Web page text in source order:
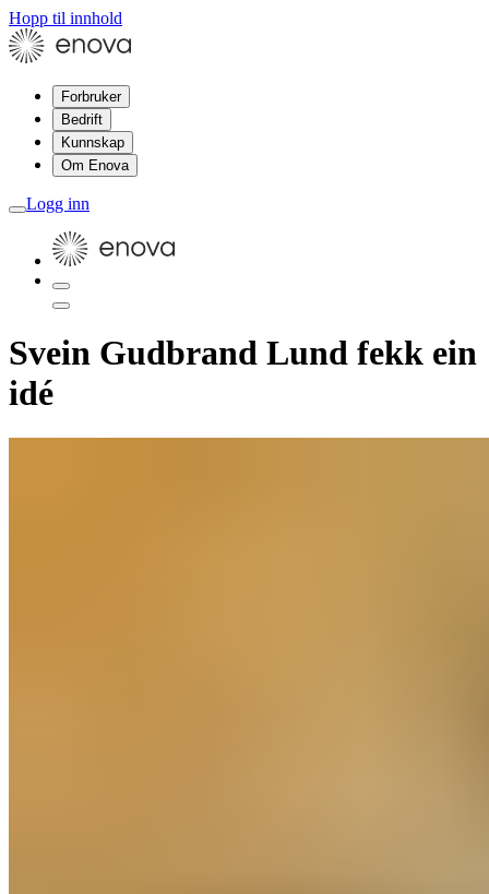
Hopp til innhold
Forbruker
Bedrift
Kunnskap
Om Enova
Logg inn
Svein Gudbrand Lund fekk ein
idé